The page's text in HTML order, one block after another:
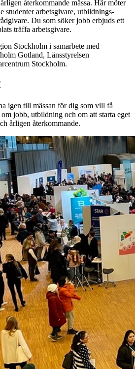
åter­kommande mässa. Här möter
studenter arbetsgivare, utbildnings­
Du som söker jobb erbjuds ett
träffa arbetsgivare.
Stockholm i samarbete med
Gotland, Länsstyrelsen
Stockholm.
igen till mässan för dig som vill få
jobb, utbildning och om att starta eget
årligen återkommande.